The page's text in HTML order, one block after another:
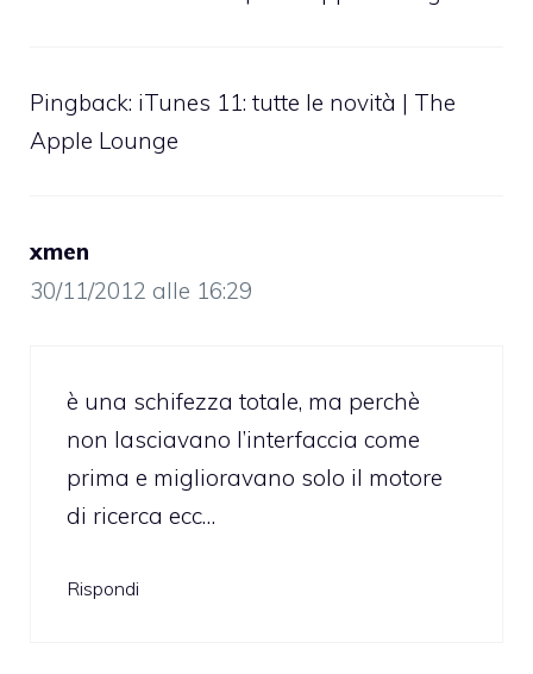
Pingback: iTunes 11: tutte le novità | The
Apple Lounge
xmen
30/11/2012 alle 16:29
è una schifezza totale, ma perchè
non lasciavano l’interfaccia come
prima e miglioravano solo il motore
di ricerca ecc…
Rispondi